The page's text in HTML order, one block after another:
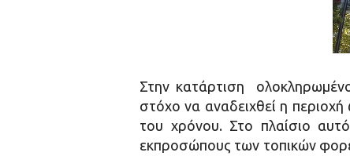
Στην κατάρτιση
στόχο να αναδειχθεί η
του χρόνου. Στο πλαίσιο
εκπροσώπους των τοπικών